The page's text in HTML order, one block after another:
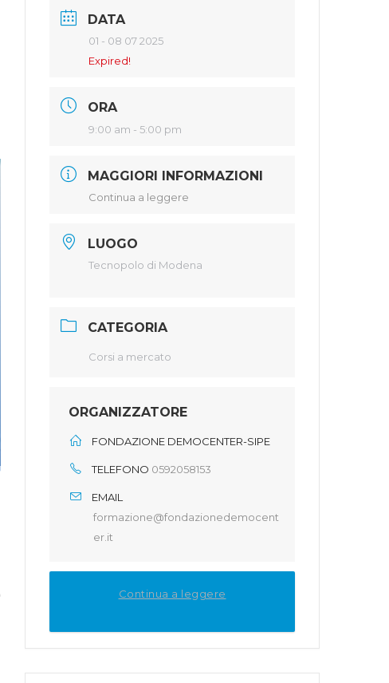
DATA
01 - 08 07 2025
Expired!
ORA
9:00 am - 5:00 pm
MAGGIORI INFORMAZIONI
Continua a leggere
LUOGO
Tecnopolo di Modena
CATEGORIA
Corsi a mercato
ORGANIZZATORE
FONDAZIONE DEMOCENTER-SIPE
TELEFONO 0592058153
EMAIL
formazione@fondazionedemocent
er.it
Continua a leggere